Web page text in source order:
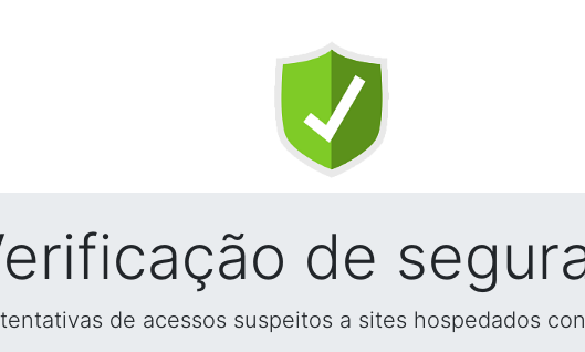
de
de acessos suspeitos a sites hospedados